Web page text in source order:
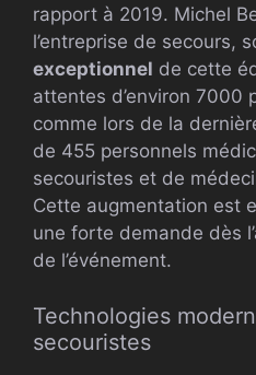
rapport à 2019. Michel
l’entreprise de secours,
exceptionnel de cette
attentes d’environ 7000
comme lors de la
de 455 personnels
secouristes et de
Cette augmentation est
une forte demande dès
de l’événement.
Technologies
secouristes